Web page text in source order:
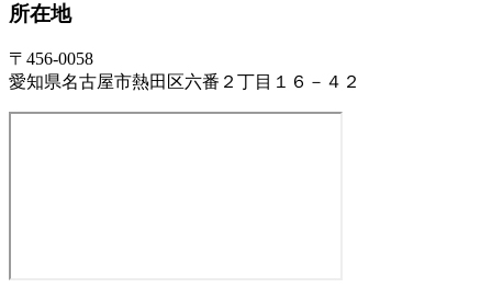
所在地
〒456-0058
愛知県名古屋市熱田区六番２丁目１６－４２